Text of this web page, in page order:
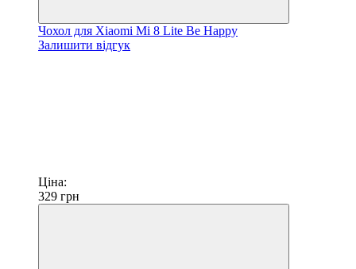
Чохол для Xiaomi Mi 8 Lite Be Happy
Залишити відгук
Ціна:
329 грн